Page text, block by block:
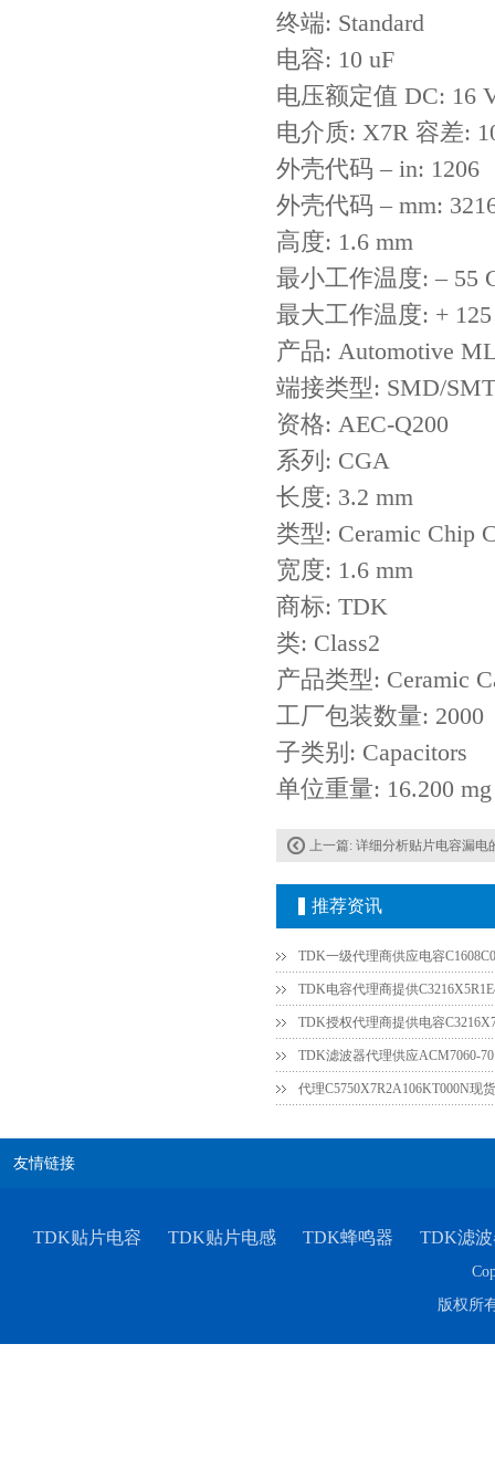
终端: Standard
电容: 10 uF
电压额定值 DC: 16
电介质: X7R 容差:
外壳代码 – in: 1206
外壳代码 – mm:
高度: 1.6 mm
最小工作温度: – 55
最大工作温度: +
产品: Automotive
端接类型: SMD/SMT
资格: AEC-Q200
系列: CGA
长度: 3.2 mm
类型: Ceramic Chip
宽度: 1.6 mm
商标: TDK
类: Class2
产品类型: Ceramic
工厂包装数量: 2000
子类别: Capacitors
单位重量: 16.200 mg
上一篇: 详细分析贴片电容漏电
推荐资讯
TDK电容代理商提供
TDK滤波器代理供应ACM7060-
代理C5750X7R2A106KT000N现
友情链接
TDK贴片电容 TDK贴片电感 TDK蜂鸣器 TDK滤
版权所